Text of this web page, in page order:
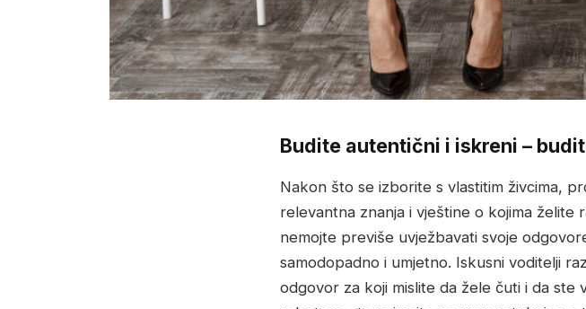
Budite autentični i iskreni –
Nakon što se izborite s vlastitim živcima,
relevantna znanja i vještine o kojima želite
nemojte previše uvježbavati svoje
samodopadno i umjetno. Iskusni voditelji
odgovor za koji mislite da žele čuti i da ste